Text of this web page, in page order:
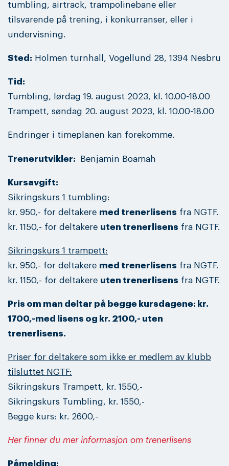
tumbling, airtrack, trampolinebane eller
tilsvarende på trening, i konkurranser, eller i
undervisning.
Sted: Holmen turnhall, Vogellund 28, 1394 Nesbru
Tid:
Tumbling, lørdag 19. august 2023, kl. 10.00-18.00
Trampett, søndag 20. august 2023, kl. 10.00-18.00
Endringer i timeplanen kan forekomme.
Trenerutvikler: Benjamin Boamah
Kursavgift:
Sikringskurs 1 tumbling:
kr. 950,- for deltakere med trenerlisens fra NGTF.
kr. 1150,- for deltakere uten trenerlisens fra NGTF.
Sikringskurs 1 trampett:
kr. 950,- for deltakere med trenerlisens fra NGTF.
kr. 1150,- for deltakere uten trenerlisens fra NGTF.
Pris om man deltar på begge kursdagene: kr.
1700,-med lisens og kr. 2100,- uten
trenerlisens.
Priser for deltakere som ikke er medlem av klubb
tilsluttet NGTF:
Sikringskurs Trampett, kr. 1550,-
Sikringskurs Tumbling, kr. 1550,-
Begge kurs: kr. 2600,-
Her finner du mer informasjon om trenerlisens
Påmelding: